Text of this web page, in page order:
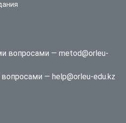
вопросами — metod@orleu-
— help@orleu-edu.kz